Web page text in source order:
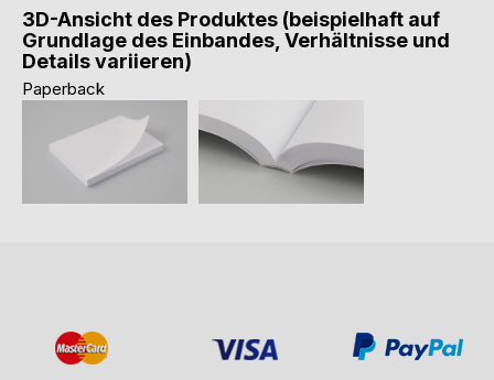
3D-Ansicht des Produktes (beispielhaft auf
Grundlage des Einbandes, Verhältnisse und
Details variieren)
Paperback